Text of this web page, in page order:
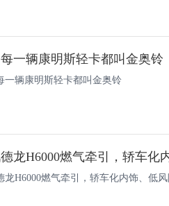
一辆康明斯轻卡都叫金奥铃
一辆康明斯轻卡都叫金奥铃
龙H6000燃气牵引，轿车化
龙H6000燃气牵引，轿车化内饰、低